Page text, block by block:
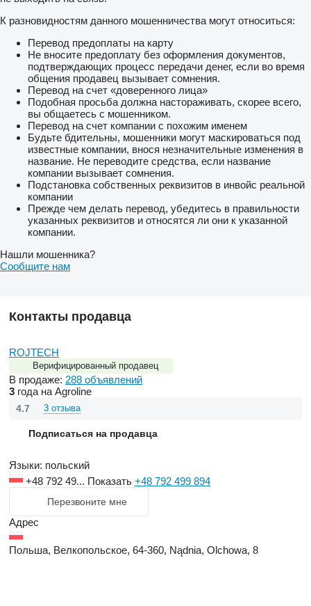
К разновидностям данного мошенничества могут относиться:
Перевод предоплаты на карту
Не вносите предоплату без оформления документов,
подтверждающих процесс передачи денег, если во время
общения продавец вызывает сомнения.
Перевод на счет «доверенного лица»
Подобная просьба должна настораживать, скорее всего,
вы общаетесь с мошенником.
Перевод на счет компании с похожим именем
Будьте бдительны, мошенники могут маскироваться под
известные компании, внося незначительные изменения в
название. Не переводите средства, если название
компании вызывает сомнения.
Подстановка собственных реквизитов в инвойс реальной
компании
Прежде чем делать перевод, убедитесь в правильности
указанных реквизитов и относятся ли они к указанной
компании.
Нашли мошенника?
Сообщите нам
Контакты продавца
ROJTECH
Верифицированный продавец
В продаже: 288 объявлений
3 года на Agroline
4.7 3 отзыва
Подписаться на продавца
Языки: польский
+48 792 49... Показать +48 792 499 894
Перезвоните мне
Адрес
Польша, Велкопольское, 64-360, Nądnia, Olchowa, 8